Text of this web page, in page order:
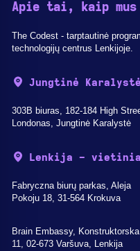
Apie tai, kaip mus
The Codest - tarptautinė
technologijų centrus Lenkijoje.
Jungtinė
303B biuras, 182-184 High
Londonas, Jungtinė Karalystė
Lenkija -
Fabryczna biurų parkas, Aleja
Pokoju 18, 31-564 Krokuva
Brain Embassy, Konstruktorska
11, 02-673 Varšuva, Lenkija